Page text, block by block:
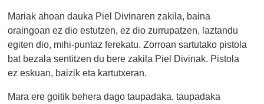
Mariak ahoan dauka Piel Divinaren zakila, baina
oraingoan ez dio estutzen, ez dio zurrupatzen, laztandu
egiten dio, mihi-puntaz ferekatu. Zorroan sartutako pistola
bat bezala sentitzen du bere zakila Piel Divinak. Pistola
ez eskuan, baizik eta kartutxeran.
Mara ere goitik behera dago taupadaka, taupadaka